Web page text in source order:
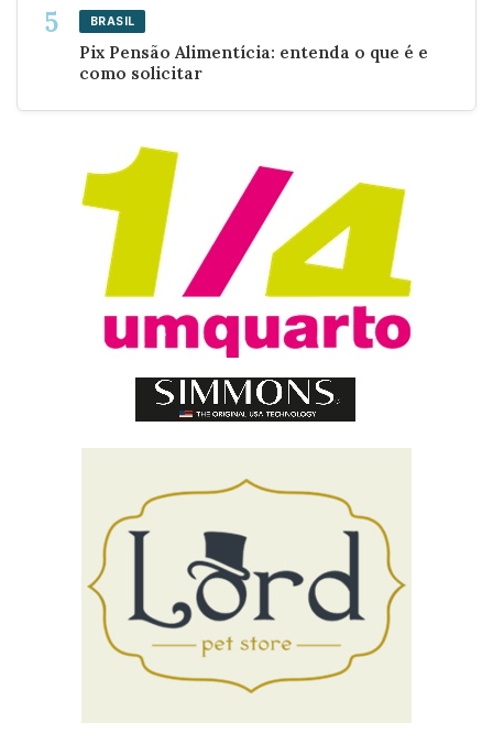
BRASIL
Pix Pensão Alimentícia: entenda o que é e
como solicitar